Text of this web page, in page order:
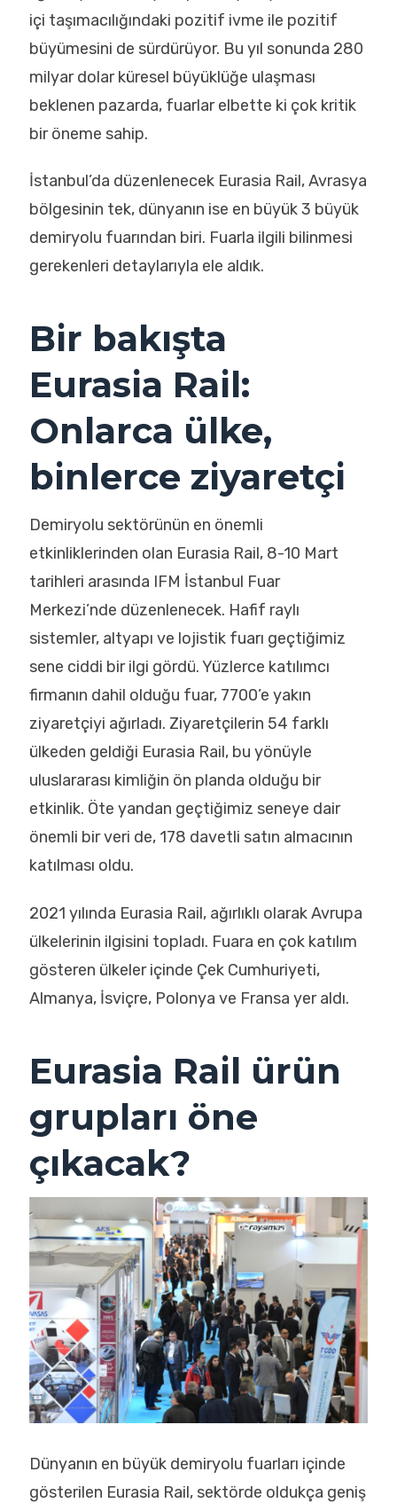
içi taşımacılığındaki pozitif ivme ile pozitif
büyümesini de sürdürüyor. Bu yıl sonunda 280
milyar dolar küresel büyüklüğe ulaşması
beklenen pazarda, fuarlar elbette ki çok kritik
bir öneme sahip.
İstanbul’da düzenlenecek Eurasia Rail, Avrasya
bölgesinin tek, dünyanın ise en büyük 3 büyük
demiryolu fuarından biri. Fuarla ilgili bilinmesi
gerekenleri detaylarıyla ele aldık.
Bir bakışta
Eurasia Rail:
Onlarca ülke,
binlerce ziyaretçi
Demiryolu sektörünün en önemli
etkinliklerinden olan Eurasia Rail, 8-10 Mart
tarihleri arasında IFM İstanbul Fuar
Merkezi’nde düzenlenecek. Hafif raylı
sistemler, altyapı ve lojistik fuarı geçtiğimiz
sene ciddi bir ilgi gördü. Yüzlerce katılımcı
firmanın dahil olduğu fuar, 7700’e yakın
ziyaretçiyi ağırladı. Ziyaretçilerin 54 farklı
ülkeden geldiği Eurasia Rail, bu yönüyle
uluslararası kimliğin ön planda olduğu bir
etkinlik. Öte yandan geçtiğimiz seneye dair
önemli bir veri de, 178 davetli satın almacının
katılması oldu.
2021 yılında Eurasia Rail, ağırlıklı olarak Avrupa
ülkelerinin ilgisini topladı. Fuara en çok katılım
gösteren ülkeler içinde Çek Cumhuriyeti,
Almanya, İsviçre, Polonya ve Fransa yer aldı.
Eurasia Rail ürün
grupları öne
çıkacak?
Dünyanın en büyük demiryolu fuarları içinde
gösterilen Eurasia Rail, sektörde oldukça geniş